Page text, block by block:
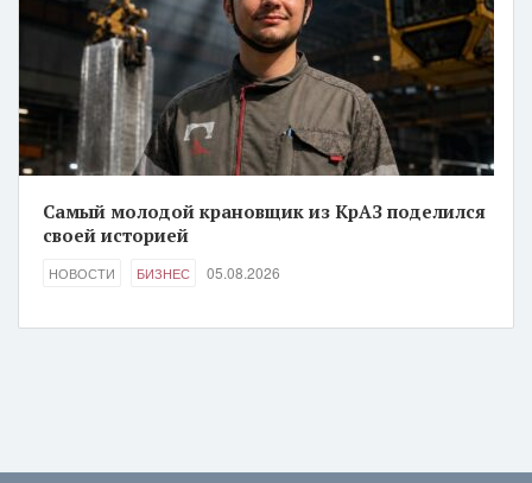
Самый молодой крановщик из КрАЗ поделился
своей историей
НОВОСТИ БИЗНЕС 05.08.2026